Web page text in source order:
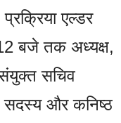
एल्डर
बजे तक अध्यक्ष,
संयुक्त सचिव
सदस्य और कनिष्ठ